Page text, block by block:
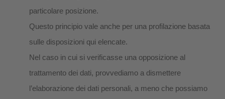
particolare posizione.
Questo principio vale anche per una profilazione basata
sulle disposizioni qui elencate.
Nel caso in cui si verificasse una opposizione al
trattamento dei dati, provvediamo a dismettere
l’elaborazione dei dati personali, a meno che possiamo